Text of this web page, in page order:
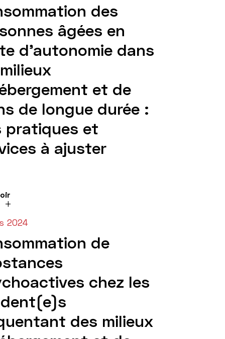
des
âgées en
d’autonomie dans
et de
de longue durée :
pratiques et
à ajuster
2024
de
chez les
des milieux